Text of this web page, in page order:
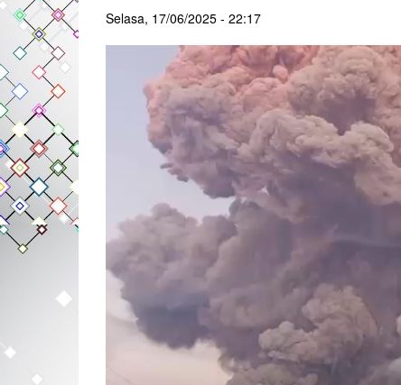
Selasa, 17/06/2025 - 22:17